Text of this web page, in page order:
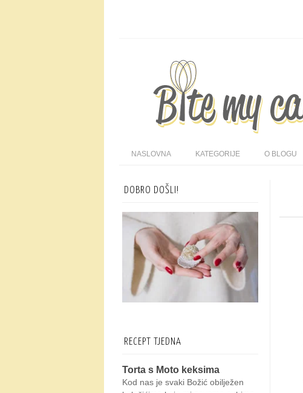
NASLOVNA KATEGORIJE O BLOGU
DOBRO DOŠLI!
RECEPT TJEDNA
Torta s Moto keksima
Kod nas je svaki Božić obilježen